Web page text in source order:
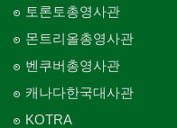
토론토총영사관
몬트리올총영사관
벤쿠버총영사관
캐나다한국대사관
KOTRA